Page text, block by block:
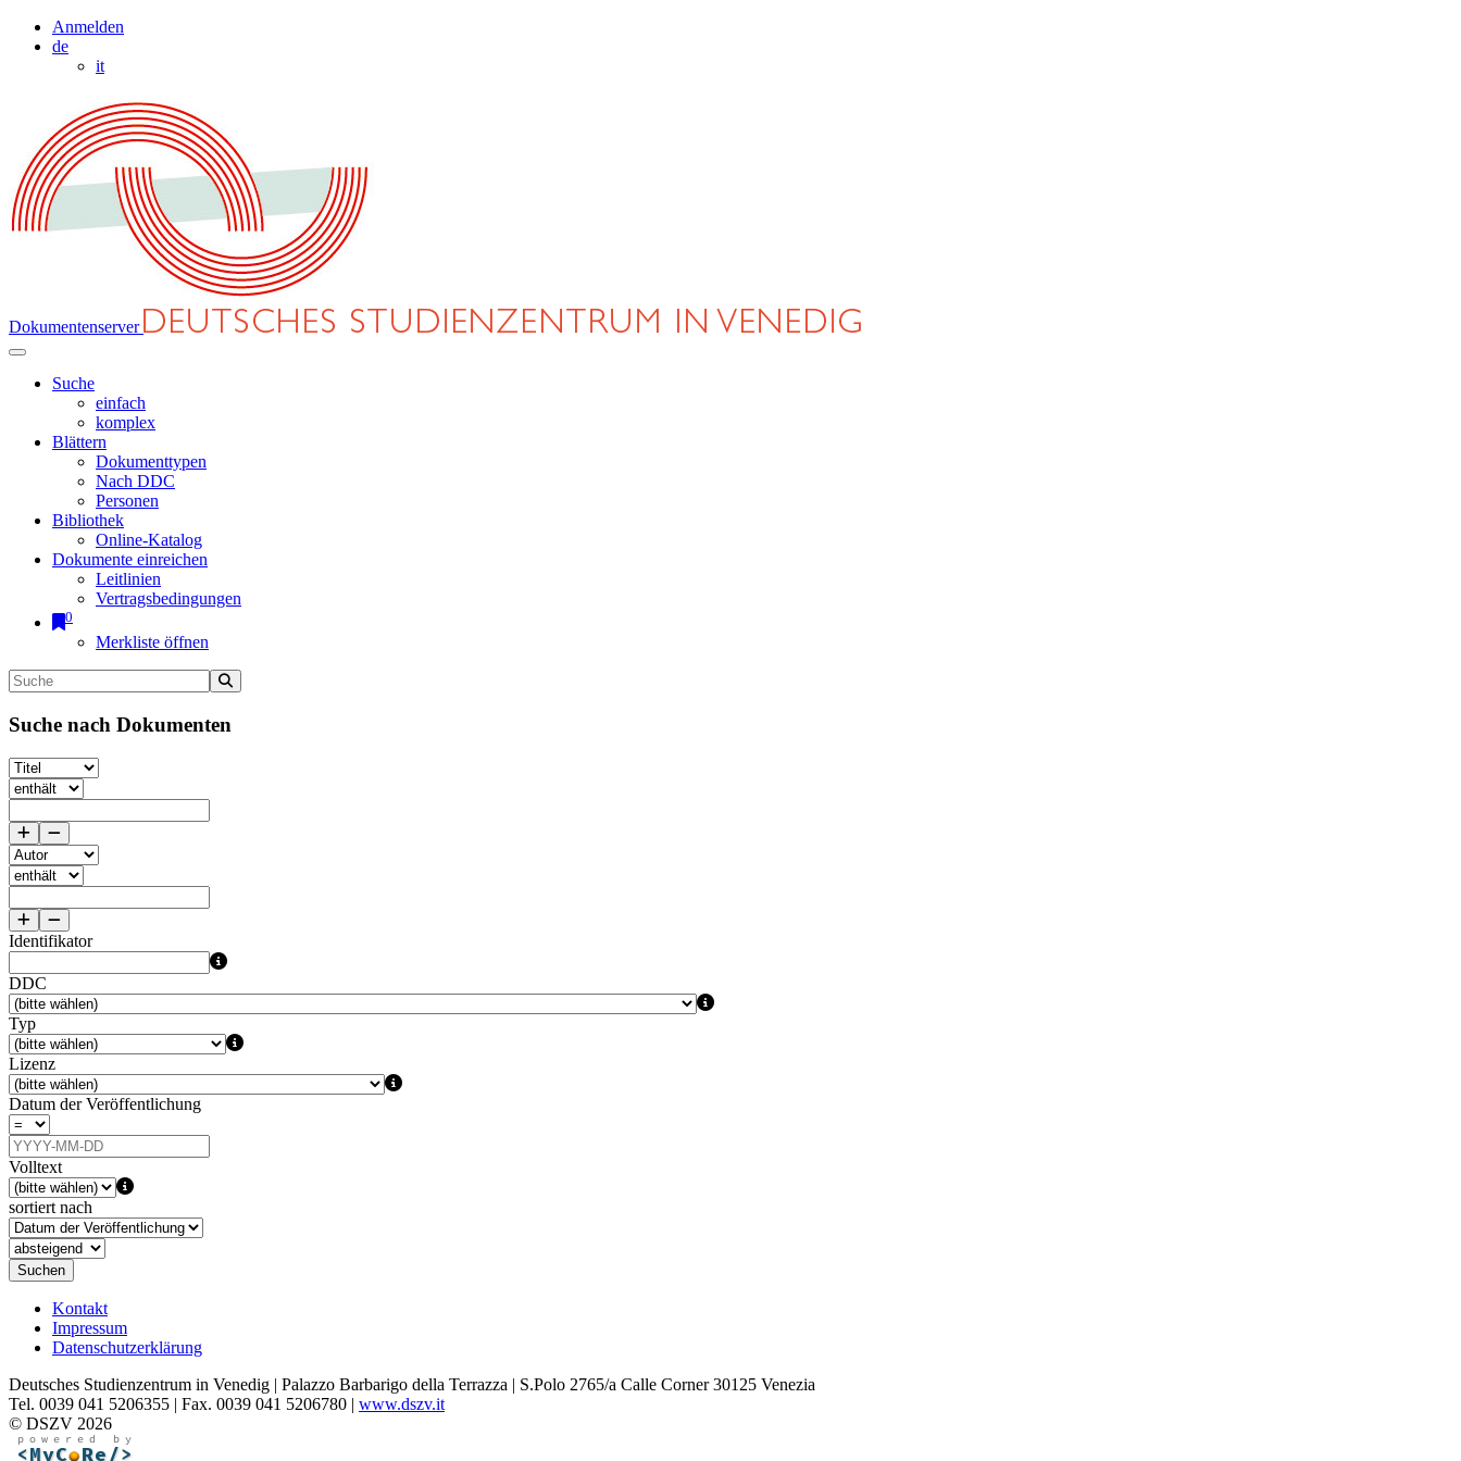
Anmelden
de
it
Dokumentenserver
Suche
einfach
komplex
Blättern
Dokumenttypen
Nach DDC
Personen
Bibliothek
Online-Katalog
Dokumente einreichen
Leitlinien
Vertragsbedingungen
0
Merkliste öffnen
Suche nach Dokumenten
Identifikator
DDC
Typ
Lizenz
Datum der Veröffentlichung
Volltext
sortiert nach
Suchen
Kontakt
Impressum
Datenschutzerklärung
Deutsches Studienzentrum in Venedig | Palazzo Barbarigo della Terrazza | S.Polo 2765/a Calle Corner 30125 Venezia
Tel. 0039 041 5206355 | Fax. 0039 041 5206780 | www.dszv.it
© DSZV 2026